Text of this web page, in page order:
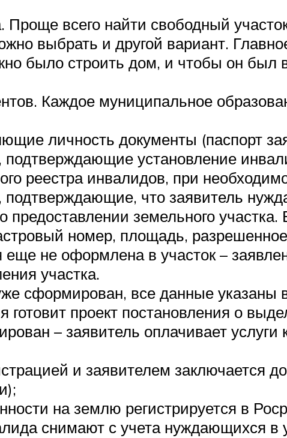
Проще всего найти свободный
выбрать и другой вариант.
было строить дом, и чтобы он был
Каждое муниципальное
личность документы (паспорт
подтверждающие установление
реестра инвалидов, при
подтверждающие, что заявитель
предоставлении земельного
номер, площадь,
еще не оформлена в участок –
участка.
сформирован, все данные указаны
готовит проект постановления о
– заявитель оплачивает услуги
и заявителем заключается
на землю регистрируется в
снимают с учета нуждающихся